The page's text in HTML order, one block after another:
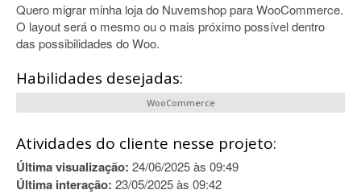
Quero migrar minha loja do Nuvemshop para WooCommerce.
O layout será o mesmo ou o mais próximo possível dentro
das possibilidades do Woo.
Habilidades desejadas:
WooCommerce
Atividades do cliente nesse projeto:
Última visualização: 24/06/2025 às 09:49
Última interação: 23/05/2025 às 09:42